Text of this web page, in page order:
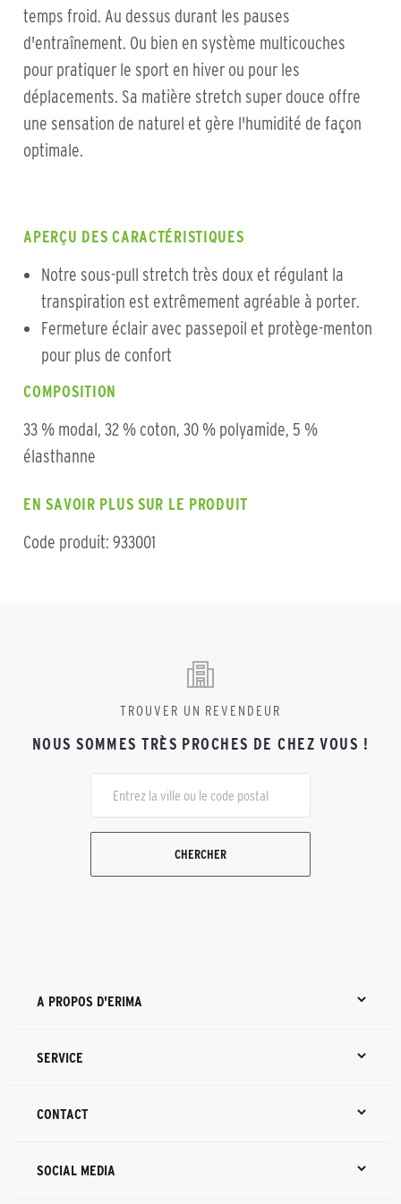
temps froid. Au dessus durant les pauses
d'entraînement. Ou bien en système multicouches
pour pratiquer le sport en hiver ou pour les
déplacements. Sa matière stretch super douce offre
une sensation de naturel et gère l'humidité de façon
optimale.
APERÇU DES CARACTÉRISTIQUES
Notre sous-pull stretch très doux et régulant la
transpiration est extrêmement agréable à porter.
Fermeture éclair avec passepoil et protège-menton
pour plus de confort
COMPOSITION
33 % modal, 32 % coton, 30 % polyamide, 5 %
élasthanne
EN SAVOIR PLUS SUR LE PRODUIT
Code produit: 933001
TROUVER UN REVENDEUR
NOUS SOMMES TRÈS PROCHES DE CHEZ VOUS !
CHERCHER
A PROPOS D'ERIMA
SERVICE
CONTACT
SOCIAL MEDIA